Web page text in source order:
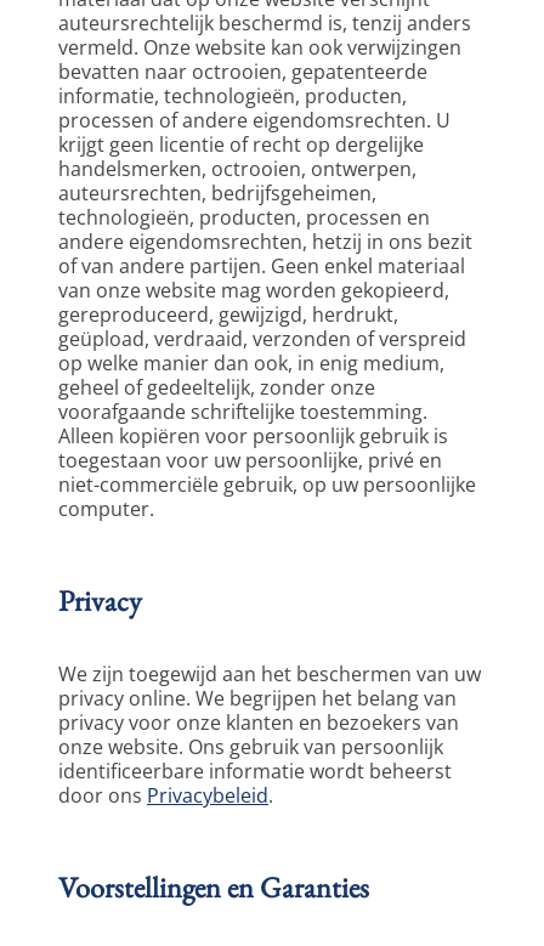
auteursrechtelijk beschermd is, tenzij anders
vermeld. Onze website kan ook verwijzingen
bevatten naar octrooien, gepatenteerde
informatie, technologieën, producten,
processen of andere eigendomsrechten. U
krijgt geen licentie of recht op dergelijke
handelsmerken, octrooien, ontwerpen,
auteursrechten, bedrijfsgeheimen,
technologieën, producten, processen en
andere eigendomsrechten, hetzij in ons bezit
of van andere partijen. Geen enkel materiaal
van onze website mag worden gekopieerd,
gereproduceerd, gewijzigd, herdrukt,
geüpload, verdraaid, verzonden of verspreid
op welke manier dan ook, in enig medium,
geheel of gedeeltelijk, zonder onze
voorafgaande schriftelijke toestemming.
Alleen kopiëren voor persoonlijk gebruik is
toegestaan voor uw persoonlijke, privé en
niet-commerciële gebruik, op uw persoonlijke
computer.
Privacy
We zijn toegewijd aan het beschermen van uw
privacy online. We begrijpen het belang van
privacy voor onze klanten en bezoekers van
onze website. Ons gebruik van persoonlijk
identificeerbare informatie wordt beheerst
door ons Privacybeleid.
Voorstellingen en Garanties